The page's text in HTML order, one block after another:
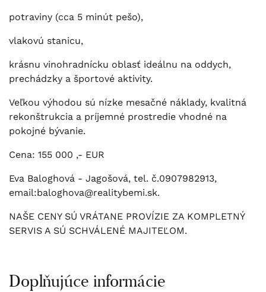
potraviny (cca 5 minút pešo),
vlakovú stanicu,
krásnu vinohradnícku oblasť ideálnu na oddych,
prechádzky a športové aktivity.
Veľkou výhodou sú nízke mesačné náklady, kvalitná
rekonštrukcia a príjemné prostredie vhodné na
pokojné bývanie.
Cena: 155 000 ,- EUR
Eva Baloghová - Jagošová, tel. č.0907982913,
email:baloghova@realitybemi.sk.
NAŠE CENY SÚ VRÁTANE PROVÍZIE ZA KOMPLETNÝ
SERVIS A SÚ SCHVÁLENÉ MAJITEĽOM.
Doplňujúce informácie